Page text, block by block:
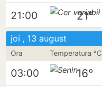
21:00 21°
joi , 13 august
Ora Temperatura °C
03:00 16°